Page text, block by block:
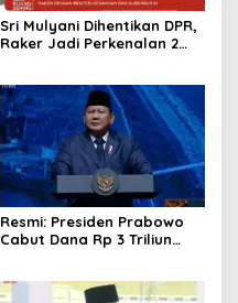
Sri Mulyani Dihentikan DPR,
Raker Jadi Perkenalan 2
Resmi: Presiden Prabowo
Cabut Dana Rp 3 Triliun